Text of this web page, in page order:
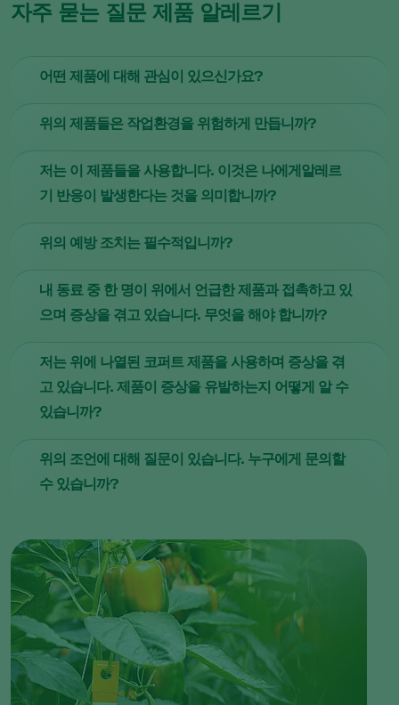
자주 묻는 질문 제품 알레르기
어떤 제품에 대해 관심이 있으신가요?
이 내용은 포식성 응애, 먹이응애 및 기타 먹이성분등 제품에
해당합니다. 제품 포장에 있는 아이콘은 발생 가능한 알레르
위의 제품들은 작업환경을 위험하게 만듭니까?
아닙니다. 이러한 생물학적 제품을 사용한다고 해서 위험하
지 않습니다. 그러나 이러한 제품에 포함된 천연 물질에 민감
하다면 알레르기가 발생할 수 있습니다. 이러한 알레르기를
하다고 생각하시면 됩니다. 알레르기 발생을 방지하기 위해
저는 이 제품들을 사용합니다. 이것은 나에게알레르
기 반응이 발생한다는 것을 의미합니까?
아닙니다. 이러한 제품을 사용한다고 해서 알레르기가 발생
하는 것은 아닙니다. 사람마다 민감도는 각각 다릅니다. 모든
위의 예방 조치는 필수적입니까?
아닙니다. 위의 예방 조치는 알레르기 발생을 방지하기 위해
권장되는 조치입니다.
내 동료 중 한 명이 위에서 언급한 제품과 접촉하고 있
으며 증상을 겪고 있습니다. 무엇을 해야 합니까?
이 경우 또는 이와 유사한 경우 보건 및 안전 서비스 또는 의
사에게 문의하십시오.
저는 위에 나열된 코퍼트 제품을 사용하며 증상을 겪
고 있습니다. 제품이 증상을 유발하는지 어떻게 알 수
있습니까?
실제로 어떤 물질이 알레르기 반응을 일으키는지 판단하기는
어렵습니다. 알레르기는 주변 환경(꽃가루, 겨 또는 기타 휘
발성 물질)에서 발생하는 다른 유발 요인 또는 유발 요인의
위의 조언에 대해 질문이 있습니다. 누구에게 문의할
수 있습니까?
오.